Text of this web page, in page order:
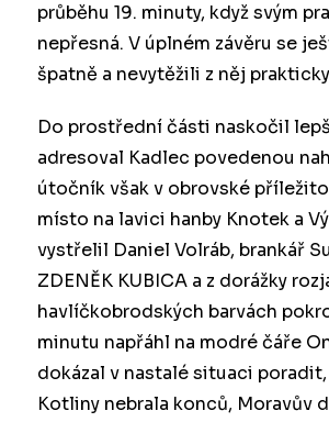
průběhu 19. minuty, když svým
nepřesná. V úplném závěru se
špatně a nevytěžili z něj
Do prostřední části naskočil
adresoval Kadlec povedenou
útočník však v obrovské
místo na lavici hanby Knotek a
vystřelil Daniel Volráb, brankář
ZDENĚK KUBICA a z dorážky
havlíčkobrodských barvách
minutu napřáhl na modré čáře
dokázal v nastalé situaci
Kotliny nebrala konců, Moravův